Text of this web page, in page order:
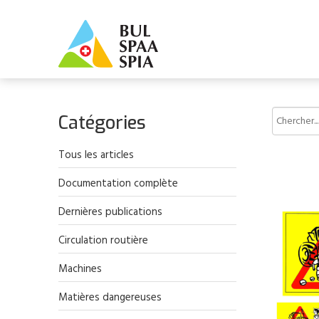
Catégories
Tous les articles
Documentation complète
Dernières publications
Circulation routière
Machines
Matières dangereuses